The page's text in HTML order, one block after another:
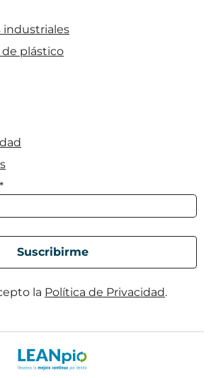
industriales
de plástico
la Política de Privacidad.